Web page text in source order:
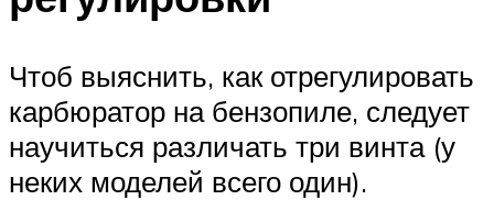
Чтоб выяснить, как отрегулировать
карбюратор на бензопиле, следует
научиться различать три винта (у
неких моделей всего один).